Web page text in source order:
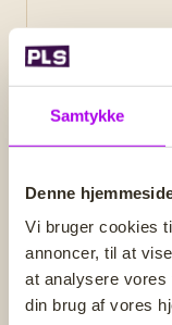
Samtykke
Denne
Vi bruger cookies
annoncer, til at
at analysere vores
din brug af vores
PLS kommer ud
lønnede
af normeringen
Husk at melde
færdiguddannet